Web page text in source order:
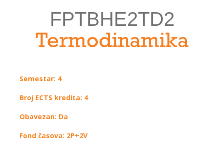
FPTBHE2TD2
Termodinamika
Semestar: 4
Broj ECTS kredita: 4
Obavezan: Da
Fond časova: 2P+2V